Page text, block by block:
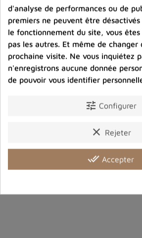
Photos contractuelles. Vous
voyez
Port offert dès 80 € d’achat en
100 € pour la
Entreprise éco-
carbonique
d'analyse de performances ou de
premiers ne peuvent être
le fonctionnement du site, vous
pas les autres. Et même de changer
prochaine visite. Ne vous inquiétez
n'enregistrons aucune donnée
de pouvoir vous identifier
tune Configurer
clear Rejeter
done_all Accepter